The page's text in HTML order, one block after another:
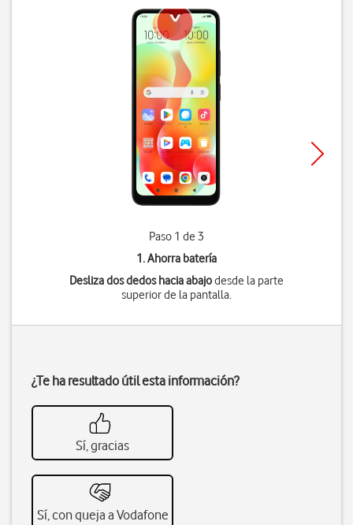
Paso 1 de 3
1. Ahorra batería
Desliza dos dedos hacia abajodesde la parte
superior de la pantalla.
¿Te ha resultado útil esta información?
Sí, gracias
Sí, con queja a Vodafone